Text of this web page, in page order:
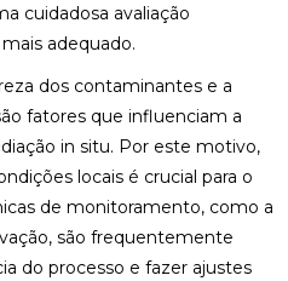
cuidadosa avaliação
adequado.
dos contaminantes e a
fatores que influenciam a
in situ. Por este motivo,
locais é crucial para o
de monitoramento, como a
são frequentemente
do processo e fazer ajustes